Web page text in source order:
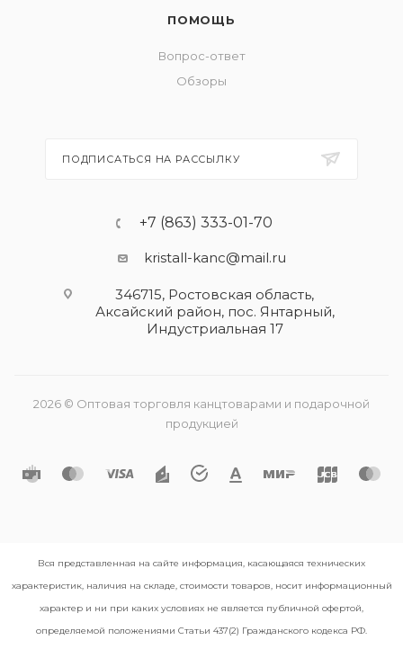
ПОМОЩЬ
Вопрос-ответ
Обзоры
ПОДПИСАТЬСЯ НА РАССЫЛКУ
+7 (863) 333-01-70
kristall-kanc@mail.ru
346715, Ростовская область​,
Аксайский район, пос. Янтарный,
Индустриальная 17
2026 © Оптовая торговля канцтоварами и подарочной
продукцией
Вся представленная на сайте информация, касающаяся технических
характеристик, наличия на складе, стоимости товаров, носит информационный
характер и ни при каких условиях не является публичной офертой,
определяемой положениями Статьи 437(2) Гражданского кодекса РФ.